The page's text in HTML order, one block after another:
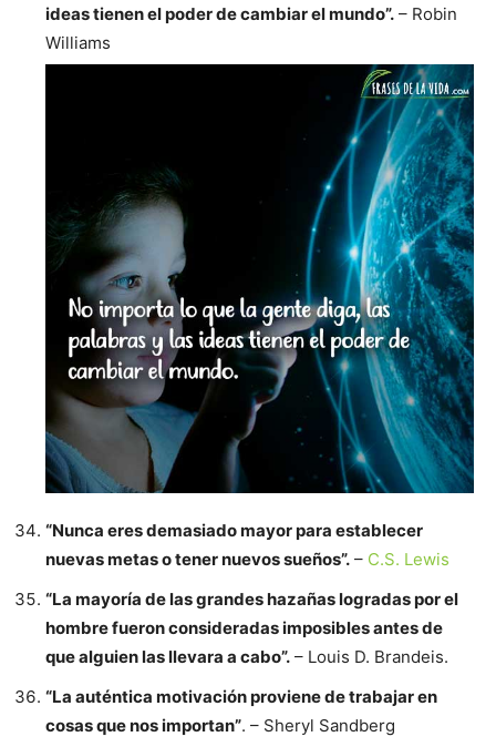
ideas tienen el poder de cambiar el mundo”. – Robin
Williams
“Nunca eres demasiado mayor para establecer
nuevas metas o tener nuevos sueños”. – C.S. Lewis
“La mayoría de las grandes hazañas logradas por el
hombre fueron consideradas imposibles antes de
que alguien las llevara a cabo”. – Louis D. Brandeis.
“La auténtica motivación proviene de trabajar en
cosas que nos importan”. – Sheryl Sandberg